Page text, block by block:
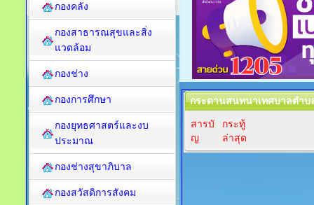
กระดานสนทนาเทศบาลตำ
สารบั
ญ
กระทู้
ล่าสุด
กองคลัง
กองสาธารณสุขและสิ่ง
แวดล้อม
กองช่าง
กองการศึกษา
กองยุทธศาสตร์และงบ
ประมาณ
กองช่างสุขาภิบาล
กองสวัสดิการสังคม